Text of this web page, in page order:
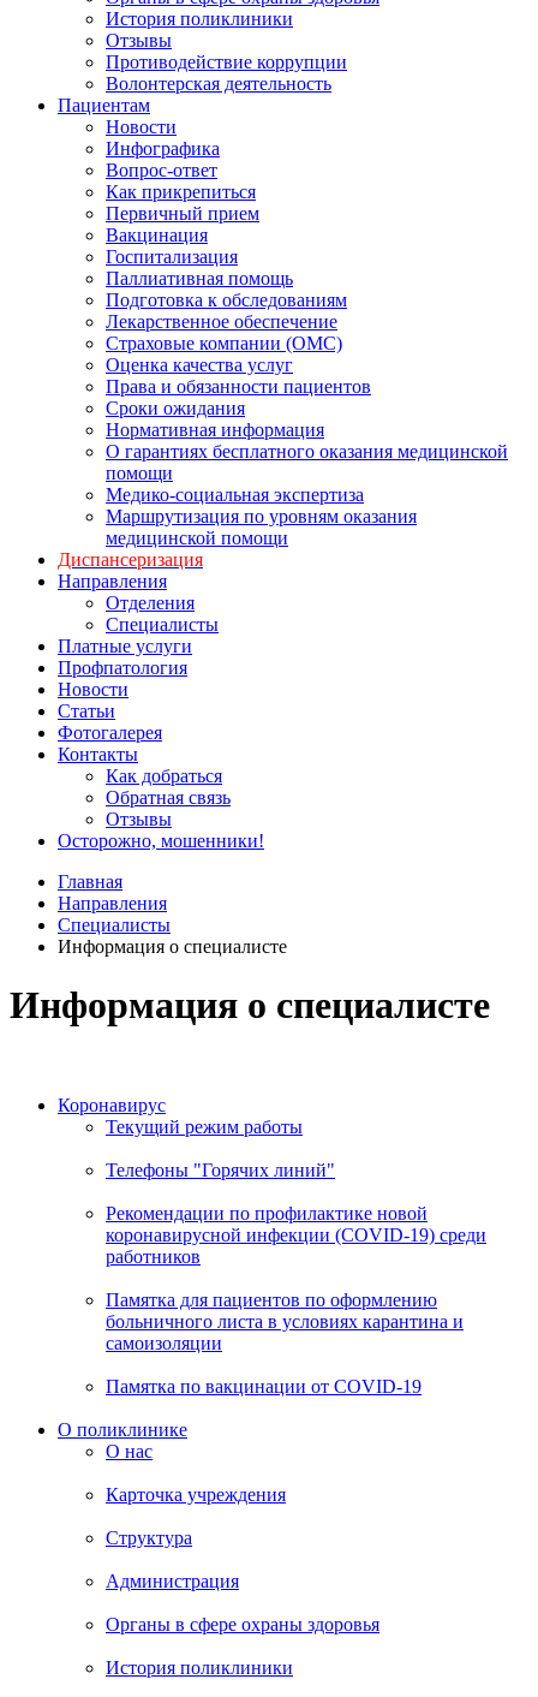
История поликлиники
Отзывы
Противодействие коррупции
Волонтерская деятельность
Пациентам
Новости
Инфографика
Вопрос-ответ
Как прикрепиться
Первичный прием
Вакцинация
Госпитализация
Паллиативная помощь
Подготовка к обследованиям
Лекарственное обеспечение
Страховые компании (ОМС)
Оценка качества услуг
Права и обязанности пациентов
Сроки ожидания
Нормативная информация
О гарантиях бесплатного оказания медицинской
помощи
Медико-социальная экспертиза
Маршрутизация по уровням оказания
медицинской помощи
Диспансеризация
Направления
Отделения
Специалисты
Платные услуги
Профпатология
Новости
Статьи
Фотогалерея
Контакты
Как добраться
Обратная связь
Отзывы
Осторожно, мошенники!
Главная
Направления
Специалисты
Информация о специалисте
Информация о специалисте
Коронавирус
Текущий режим работы
Телефоны "Горячих линий"
Рекомендации по профилактике новой
коронавирусной инфекции (COVID-19) среди
работников
Памятка для пациентов по оформлению
больничного листа в условиях карантина и
самоизоляции
Памятка по вакцинации от COVID-19
О поликлинике
О нас
Карточка учреждения
Структура
Администрация
Органы в сфере охраны здоровья
История поликлиники